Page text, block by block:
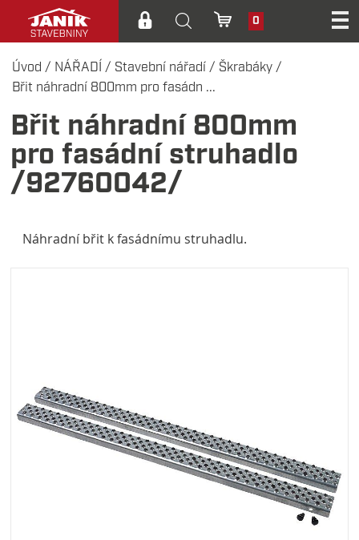
0
Úvod / NÁŘADÍ / Stavební nářadí / Škrabáky /
Břit náhradní 800mm pro fasádn ...
Břit náhradní 800mm
pro fasádní struhadlo
/92760042/
Náhradní břit k fasádnímu struhadlu.